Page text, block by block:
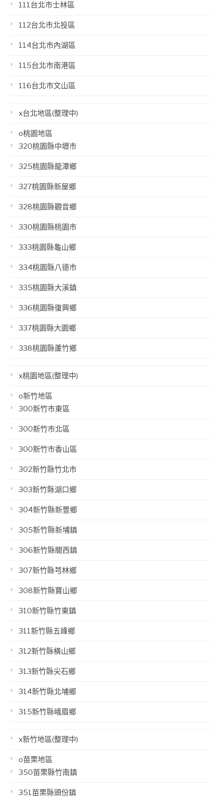
111台北市士林區
112台北市北投區
114台北市內湖區
115台北市南港區
116台北市文山區
x台北地區(整理中)
o桃園地區
320桃園縣中壢市
325桃園縣龍潭鄉
327桃園縣新屋鄉
328桃園縣觀音鄉
330桃園縣桃園市
333桃園縣龜山鄉
334桃園縣八德市
335桃園縣大溪鎮
336桃園縣復興鄉
337桃園縣大園鄉
338桃園縣蘆竹鄉
x桃園地區(整理中)
o新竹地區
300新竹市東區
300新竹市北區
300新竹市香山區
302新竹縣竹北市
303新竹縣湖口鄉
304新竹縣新豐鄉
305新竹縣新埔鎮
306新竹縣關西鎮
307新竹縣芎林鄉
308新竹縣寶山鄉
310新竹縣竹東鎮
311新竹縣五峰鄉
312新竹縣橫山鄉
313新竹縣尖石鄉
314新竹縣北埔鄉
315新竹縣峨眉鄉
x新竹地區(整理中)
o苗栗地區
350苗栗縣竹南鎮
351苗栗縣頭份鎮